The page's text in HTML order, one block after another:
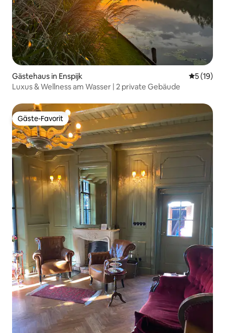
Gästehaus in Enspijk
5 (19)
Luxus & Wellness am Wasser | 2 private Gebäude
Gäste-Favorit
Gäste-Favorit